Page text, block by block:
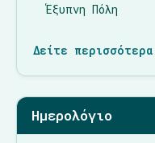
Έξυπνη Πόλη
Δείτε περισσότερα
Ημερολόγιο